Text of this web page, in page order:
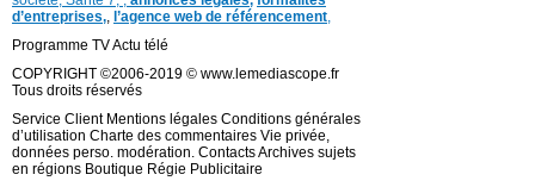
d’entreprises, l’agence web de référencement
Programme TV Actu télé
COPYRIGHT ©2006-2019 © www.lemediascope.fr
Tous droits réservés
Service Client Mentions légales Conditions générales
d’utilisation Charte des commentaires Vie privée,
données perso. modération. Contacts Archives sujets
en régions Boutique Régie Publicitaire